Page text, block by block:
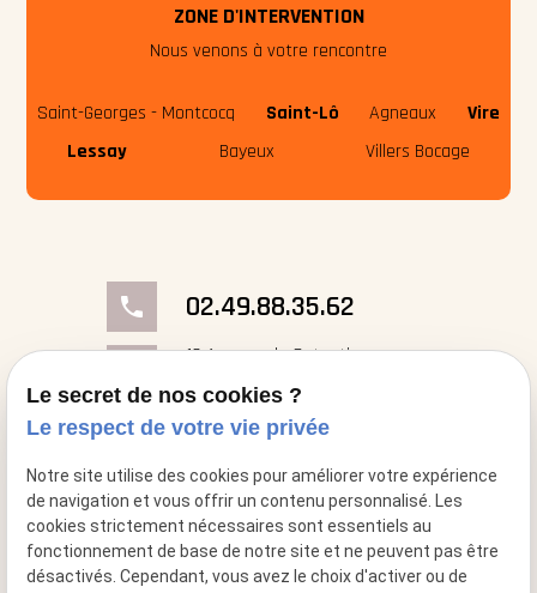
ZONE D'INTERVENTION
Nous venons à votre rencontre
Saint-Georges - Montcocq Saint-Lô Agneaux
Vire
Lessay
Bayeux Villers Bocage
phone 02.49.88.35.62
18 Avenue du Cotentin
50000 Saint-Georges- Montcocq
mail contact@cheminee-artflam.fr
Le secret de nos cookies ?
Le respect de votre vie privée
Notre site utilise des cookies pour améliorer votre expérience
de navigation et vous offrir un contenu personnalisé. Les
cookies strictement nécessaires sont essentiels au
fonctionnement de base de notre site et ne peuvent pas être
désactivés. Cependant, vous avez le choix d'activer ou de